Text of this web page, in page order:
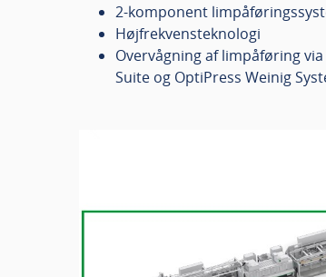
2-komponent
Højfrekvensteknologi
Overvågning af limpåføring via
Suite og OptiPress Weinig